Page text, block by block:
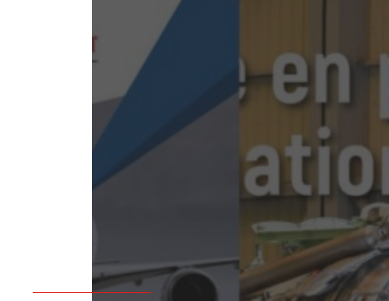
AUTRES SERVICES
IMPRIMANTE 3D
TABLE DE DÉCOUPE HI SEIKI